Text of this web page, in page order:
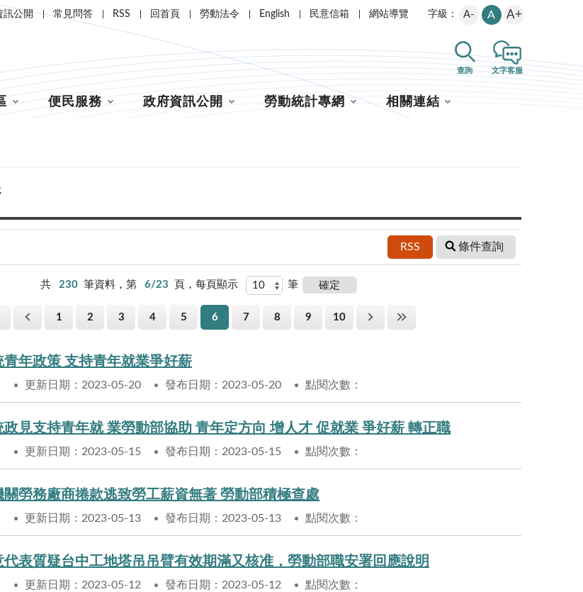
訊公開 常見問答 RSS 回首頁 勞動法令 English 民意信箱 網站導覽 字級： A- A A+
查詢 文字客服
便民服務 政府資訊公開 勞動統計專網 相關連結
RSS 條件查詢
共 230 筆資料，第 6/23 頁，每頁顯示 筆
1 2 3 4 5 6 7 8 9 10
青年政策 支持青年就業爭好薪
更新日期：2023-05-20 發布日期：2023-05-20 點閱次數：
政見支持青年就 業勞動部協助 青年定方向 增人才 促就業 爭好薪 轉正職
更新日期：2023-05-15 發布日期：2023-05-15 點閱次數：
關勞務廠商捲款逃致勞工薪資無著 勞動部積極查處
更新日期：2023-05-13 發布日期：2023-05-13 點閱次數：
代表質疑台中工地塔吊吊臂有效期滿又核准，勞動部職安署回應說明
更新日期：2023-05-12 發布日期：2023-05-12 點閱次數：